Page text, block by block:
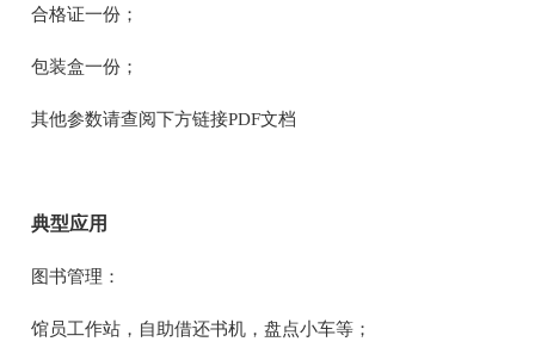
合格证一份；
包装盒一份；
其他参数请查阅下方链接PDF文档
典型应用
图书管理：
馆员工作站，自助借还书机，盘点小车等；